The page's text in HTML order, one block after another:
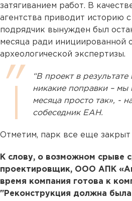
затягиванием работ. В
агентства приводит историю
подрядчик вынужден был
месяца ради инициированной
археологической экспертизы.
“В проект в
никакие поправки – мы
месяца просто так», -
собеседник ЕАН.
Отметим, парк все еще
К слову, о возможном срыве
проектировщик, ООО АПК
время компания готова к
"Реконструкция должна была